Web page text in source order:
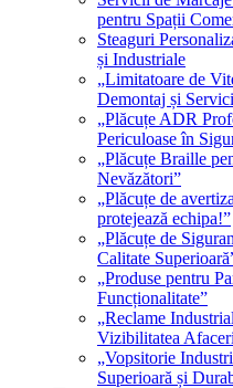
pentru Spații
Steaguri
și Industriale
„Limitatoare de
Demontaj și
„Plăcuțe ADR
Periculoase în
„Plăcuțe Braille
Nevăzători”
„Plăcuțe de
protejează echipa!”
„Plăcuțe de
Calitate
„Produse pentru
Funcționalitate”
„Reclame
Vizibilitatea
„Vopsitorie
Superioară și